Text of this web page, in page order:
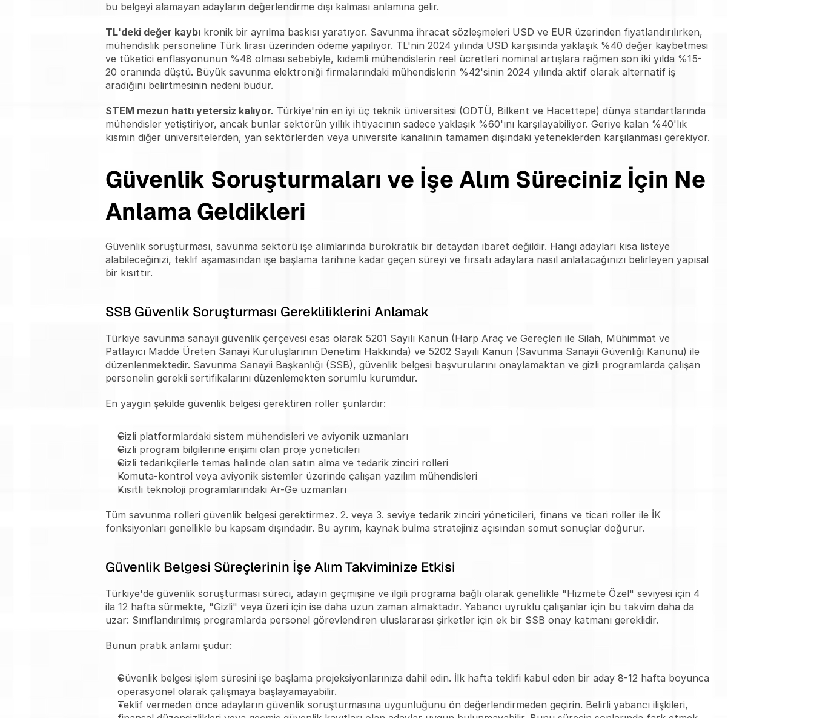
bu belgeyi alamayan adayların değerlendirme dışı kalması anlamına gelir.
TL'deki değer kaybı kronik bir ayrılma baskısı yaratıyor. Savunma ihracat sözleşmeleri USD ve EUR üzerinden fiyatlandırılırken,
mühendislik personeline Türk lirası üzerinden ödeme yapılıyor. TL'nin 2024 yılında USD karşısında yaklaşık %40 değer kaybetmesi
ve tüketici enflasyonunun %48 olması sebebiyle, kıdemli mühendislerin reel ücretleri nominal artışlara rağmen son iki yılda %15-
20 oranında düştü. Büyük savunma elektroniği firmalarındaki mühendislerin %42'sinin 2024 yılında aktif olarak alternatif iş
aradığını belirtmesinin nedeni budur.
STEM mezun hattı yetersiz kalıyor. Türkiye'nin en iyi üç teknik üniversitesi (ODTÜ, Bilkent ve Hacettepe) dünya standartlarında
mühendisler yetiştiriyor, ancak bunlar sektörün yıllık ihtiyacının sadece yaklaşık %60'ını karşılayabiliyor. Geriye kalan %40'lık
kısmın diğer üniversitelerden, yan sektörlerden veya üniversite kanalının tamamen dışındaki yeteneklerden karşılanması gerekiyor.
Güvenlik Soruşturmaları ve İşe Alım Süreciniz İçin Ne
Anlama Geldikleri
Güvenlik soruşturması, savunma sektörü işe alımlarında bürokratik bir detaydan ibaret değildir. Hangi adayları kısa listeye
alabileceğinizi, teklif aşamasından işe başlama tarihine kadar geçen süreyi ve fırsatı adaylara nasıl anlatacağınızı belirleyen yapısal
bir kısıttır.
SSB Güvenlik Soruşturması Gerekliliklerini Anlamak
Türkiye savunma sanayii güvenlik çerçevesi esas olarak 5201 Sayılı Kanun (Harp Araç ve Gereçleri ile Silah, Mühimmat ve
Patlayıcı Madde Üreten Sanayi Kuruluşlarının Denetimi Hakkında) ve 5202 Sayılı Kanun (Savunma Sanayii Güvenliği Kanunu) ile
düzenlenmektedir. Savunma Sanayii Başkanlığı (SSB), güvenlik belgesi başvurularını onaylamaktan ve gizli programlarda çalışan
personelin gerekli sertifikalarını düzenlemekten sorumlu kurumdur.
En yaygın şekilde güvenlik belgesi gerektiren roller şunlardır:
Gizli platformlardaki sistem mühendisleri ve aviyonik uzmanları
Gizli program bilgilerine erişimi olan proje yöneticileri
Gizli tedarikçilerle temas halinde olan satın alma ve tedarik zinciri rolleri
Komuta-kontrol veya aviyonik sistemler üzerinde çalışan yazılım mühendisleri
Kısıtlı teknoloji programlarındaki Ar-Ge uzmanları
Tüm savunma rolleri güvenlik belgesi gerektirmez. 2. veya 3. seviye tedarik zinciri yöneticileri, finans ve ticari roller ile İK
fonksiyonları genellikle bu kapsam dışındadır. Bu ayrım, kaynak bulma stratejiniz açısından somut sonuçlar doğurur.
Güvenlik Belgesi Süreçlerinin İşe Alım Takviminize Etkisi
Türkiye'de güvenlik soruşturması süreci, adayın geçmişine ve ilgili programa bağlı olarak genellikle "Hizmete Özel" seviyesi için 4
ila 12 hafta sürmekte, "Gizli" veya üzeri için ise daha uzun zaman almaktadır. Yabancı uyruklu çalışanlar için bu takvim daha da
uzar: Sınıflandırılmış programlarda personel görevlendiren uluslararası şirketler için ek bir SSB onay katmanı gereklidir.
Bunun pratik anlamı şudur:
Güvenlik belgesi işlem süresini işe başlama projeksiyonlarınıza dahil edin. İlk hafta teklifi kabul eden bir aday 8-12 hafta boyunca
operasyonel olarak çalışmaya başlayamayabilir.
Teklif vermeden önce adayların güvenlik soruşturmasına uygunluğunu ön değerlendirmeden geçirin. Belirli yabancı ilişkileri,